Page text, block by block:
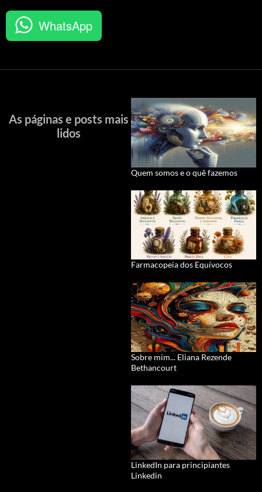
WhatsApp
As páginas e posts mais
lidos
Quem somos e o quê fazemos
Farmacopeia dos Equívocos
Sobre mim... Eliana Rezende
Bethancourt
LinkedIn para principiantes
Linkedin